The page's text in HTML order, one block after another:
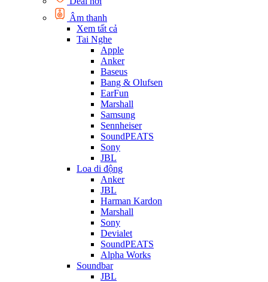
Âm thanh
Xem tất cả
Tai Nghe
Apple
Anker
Baseus
Bang & Olufsen
EarFun
Marshall
Samsung
Sennheiser
SoundPEATS
Sony
JBL
Loa di động
Anker
JBL
Harman Kardon
Marshall
Sony
Devialet
SoundPEATS
Alpha Works
Soundbar
JBL